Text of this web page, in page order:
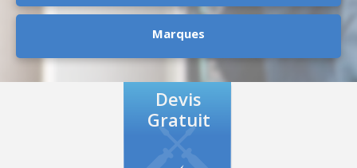
Marques
Devis
Gratuit